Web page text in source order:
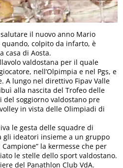
il nuovo anno Mario
quando, colpito da infarto, è
casa di Aosta.
valdostana per il quale
nell’Olpimpia e nel Pgs, e
A lungo nel direttivo Fipav Valle
alla nascita del Trofeo delle
del soggiorno valdostano pre
in vista delle Olimpiadi di
le gesta delle squadre di
gli ideatori insieme a un gruppo
la kermesse che per
le stelle dello sport valdostano.
del Panathlon Club VdA.